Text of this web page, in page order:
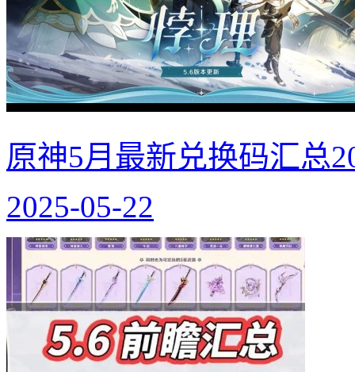
原神5月最新兑换码汇总
2025-05-22